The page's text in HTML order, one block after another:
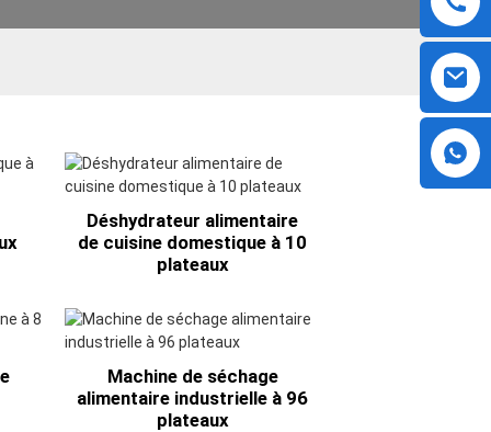
Déshydrateur alimentaire
de cuisine domestique à 10
plateaux
Machine de séchage
alimentaire industrielle à 96
plateaux